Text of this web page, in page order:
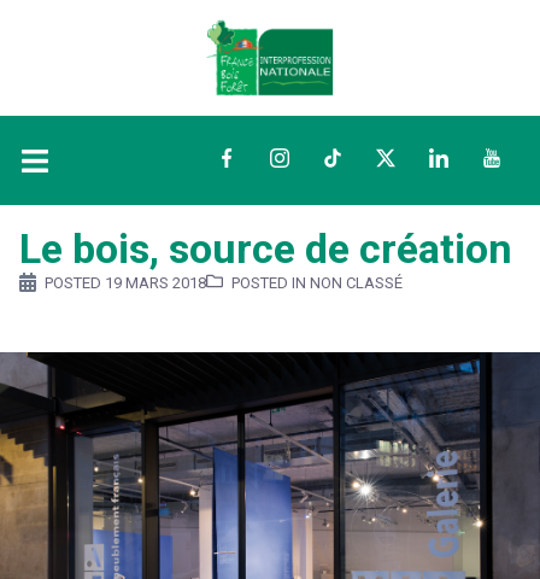
FacebookInstagramTikTokTwitterLinkedIn
Le bois, source de création
POSTED 19 MARS 2018 POSTED IN NON CLASSÉ